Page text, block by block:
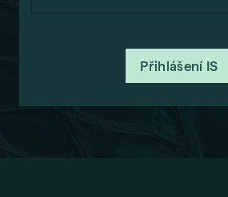
Přihlášení IS